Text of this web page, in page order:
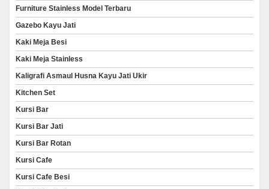
Furniture Stainless Model Terbaru
Gazebo Kayu Jati
Kaki Meja Besi
Kaki Meja Stainless
Kaligrafi Asmaul Husna Kayu Jati Ukir
Kitchen Set
Kursi Bar
Kursi Bar Jati
Kursi Bar Rotan
Kursi Cafe
Kursi Cafe Besi